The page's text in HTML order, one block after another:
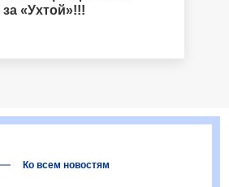
«Ухтой»!!!
Ко всем новостям